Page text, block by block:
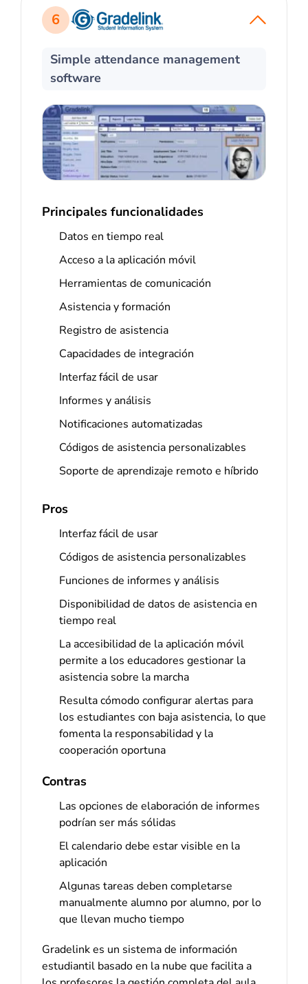
6
Simple attendance management
software
Principales funcionalidades
Datos en tiempo real
Acceso a la aplicación móvil
Herramientas de comunicación
Asistencia y formación
Registro de asistencia
Capacidades de integración
Interfaz fácil de usar
Informes y análisis
Notificaciones automatizadas
Códigos de asistencia personalizables
Soporte de aprendizaje remoto e híbrido
Pros
Interfaz fácil de usar
Códigos de asistencia personalizables
Funciones de informes y análisis
Disponibilidad de datos de asistencia en
tiempo real
La accesibilidad de la aplicación móvil
permite a los educadores gestionar la
asistencia sobre la marcha
Resulta cómodo configurar alertas para
los estudiantes con baja asistencia, lo que
fomenta la responsabilidad y la
cooperación oportuna
Contras
Las opciones de elaboración de informes
podrían ser más sólidas
El calendario debe estar visible en la
aplicación
Algunas tareas deben completarse
manualmente alumno por alumno, por lo
que llevan mucho tiempo
Gradelink es un sistema de información
estudiantil basado en la nube que facilita a